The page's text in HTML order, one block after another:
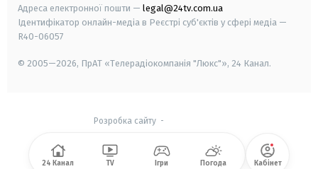
Адреса електронної пошти — legal@24tv.com.ua
Ідентифікатор онлайн-медіа в Реєстрі суб'єктів у сфері медіа —
R40-06057
© 2005—2026, ПрАТ «Телерадіокомпанія "Люкс"», 24 Канал.
Розробка сайту-
24 Канал TV Ігри Погода Кабінет